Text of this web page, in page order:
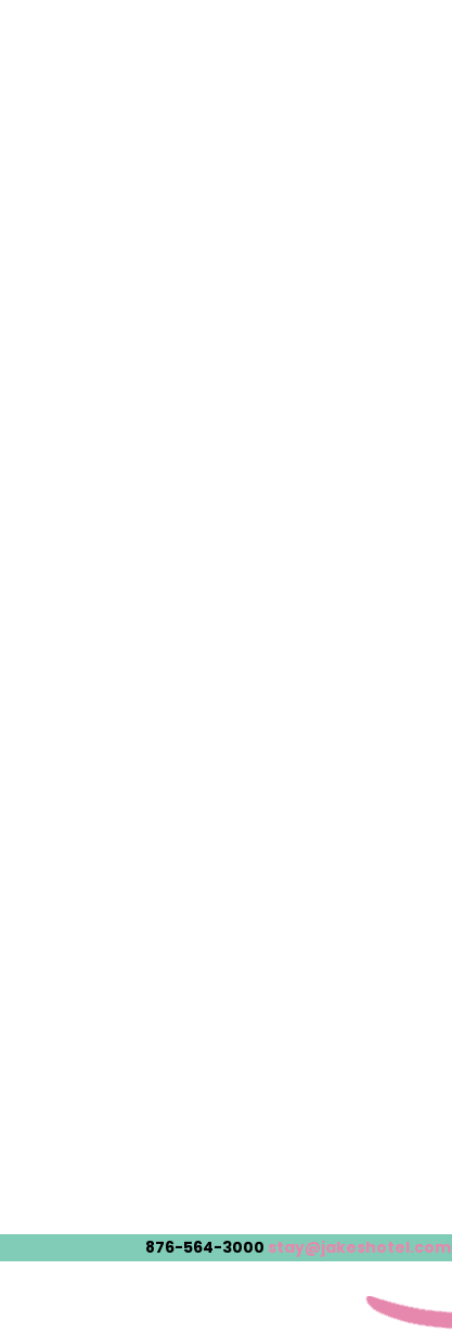
876-564-3000 stay@jakeshotel.com